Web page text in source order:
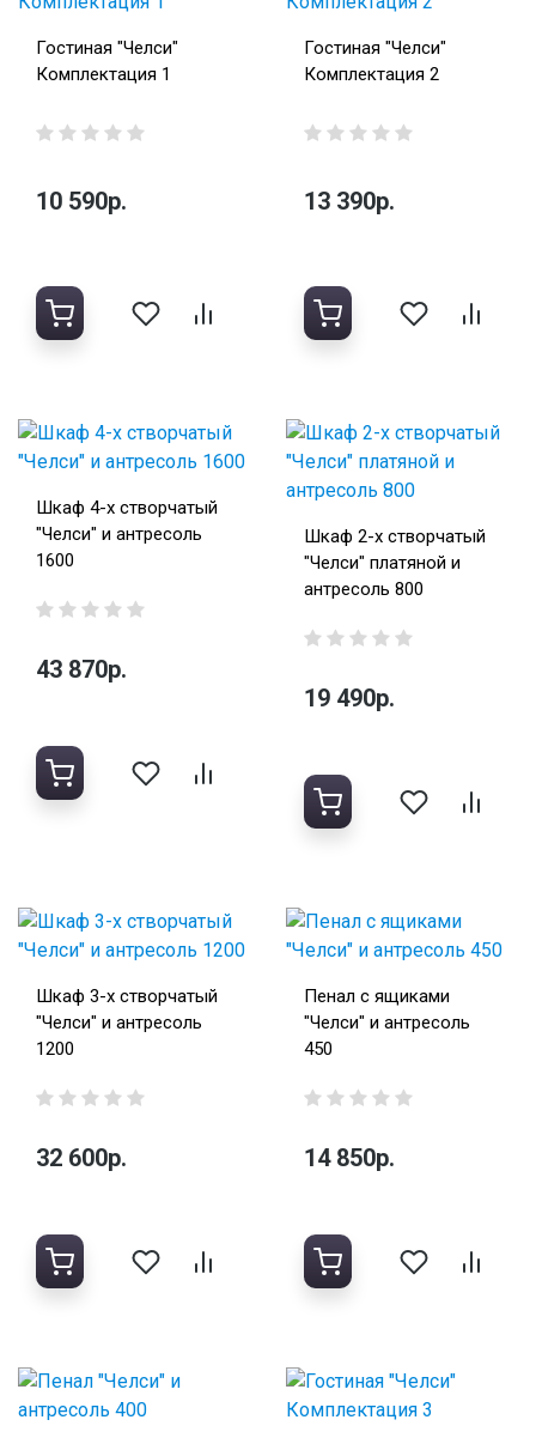
Гостиная "Челси"
Комплектация 1
10 590р.
Гостиная "Челси"
Комплектация 2
13 390р.
Шкаф 4-х створчатый
"Челси" и антресоль
1600
43 870р.
Шкаф 2-х створчатый
"Челси" платяной и
антресоль 800
19 490р.
Шкаф 3-х створчатый
"Челси" и антресоль
1200
32 600р.
Пенал с ящиками
"Челси" и антресоль
450
14 850р.